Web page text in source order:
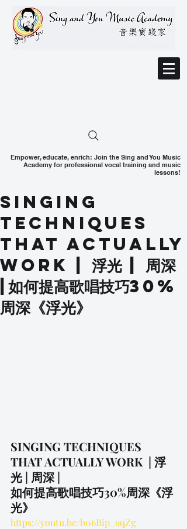
Empower, educate, enrich: Join the Sing and You Music
Academy for professional vocal training and music
lessons!
SINGING
TECHNIQUES
THAT ACTUALLY
WORK | 浮光 | 周深
|如何提高歌唱技巧30%
周深《浮光》
SINGING TECHNIQUES
THAT ACTUALLY WORK  | 浮
光 | 周深 |
如何提高歌唱技巧30%周深《浮
光》
https://youtu.be/b06Bip_9qZg